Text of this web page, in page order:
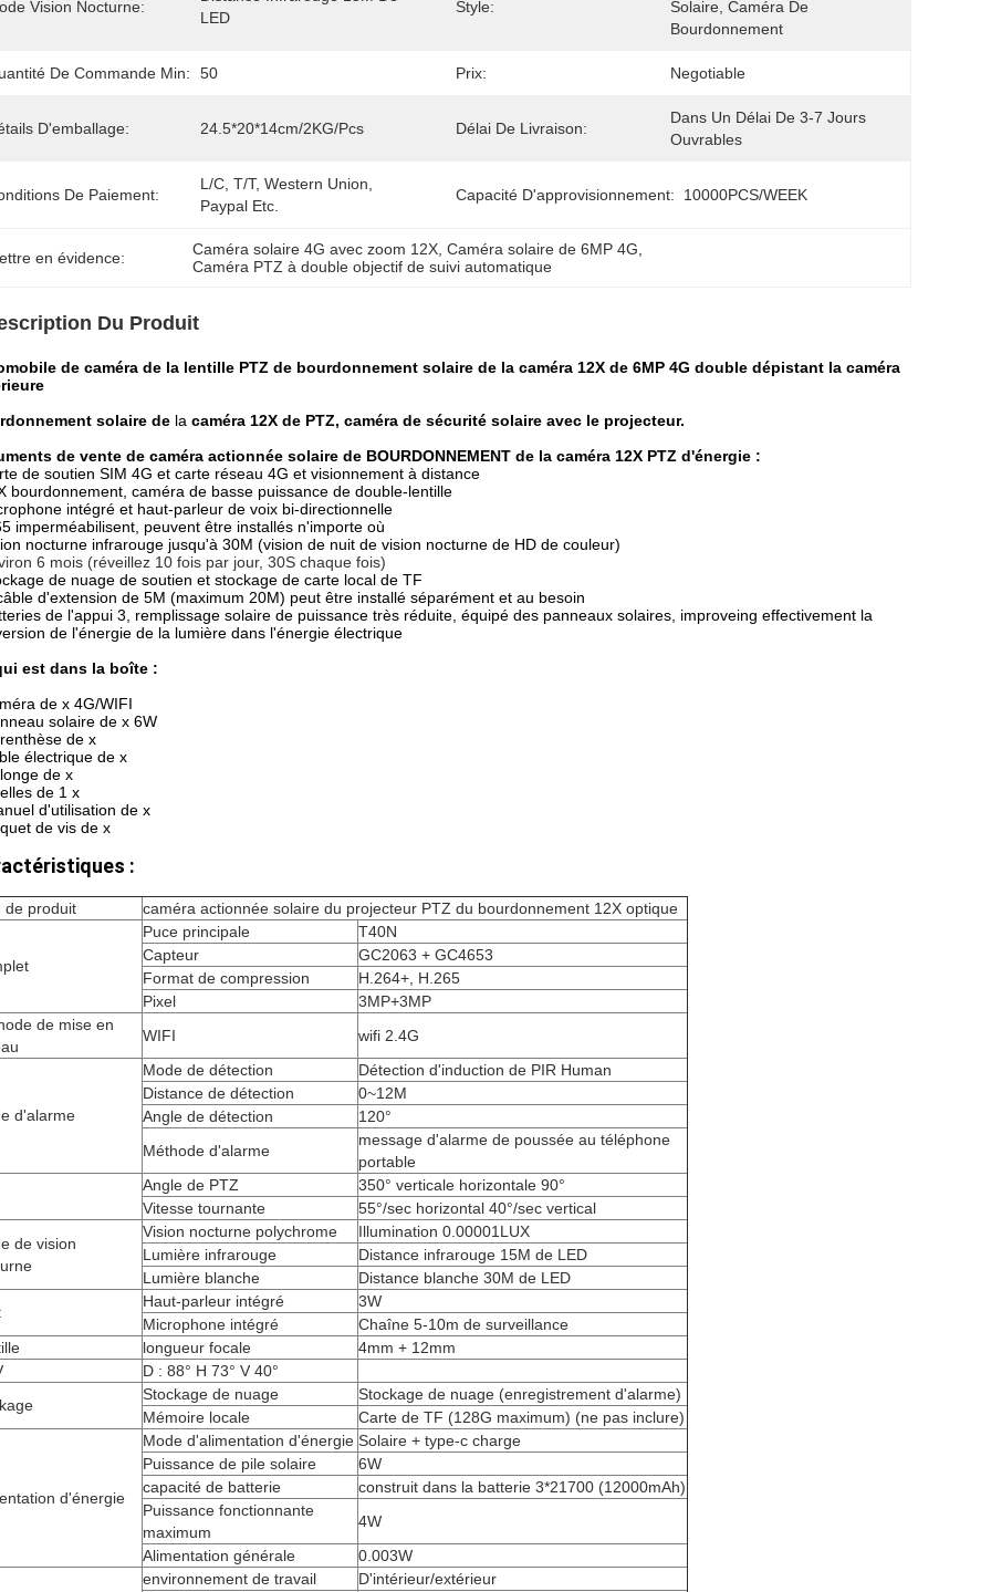
Vision Nocturne:
LED
Style:
Solaire, Caméra De
Bourdonnement
De Commande Min: 50 Prix: Negotiable
D'emballage: 24.5*20*14cm/2KG/pcs Délai De Livraison:
Dans Un Délai De 3-7 Jours
Ouvrables
De Paiement:
L/C, T/T, Western Union,
Paypal Etc.
Capacité D'approvisionnement: 10000PCS/WEEK
en évidence: Caméra solaire 4G avec zoom 12X , Caméra solaire de 6MP 4G
Caméra PTZ à double objectif de suivi automatique
Du Produit
de caméra de la lentille PTZ de bourdonnement solaire de la caméra 12X de 6MP 4G double dépistant la caméra
solaire de la caméra 12X de PTZ, caméra de sécurité solaire avec le projecteur.
de vente de caméra actionnée solaire de BOURDONNEMENT de la caméra 12X PTZ d'énergie :
de soutien SIM 4G et carte réseau 4G et visionnement à distance
bourdonnement, caméra de basse puissance de double-lentille
intégré et haut-parleur de voix bi-directionnelle
imperméabilisent, peuvent être installés n'importe où
nocturne infrarouge jusqu'à 30M (vision de nuit de vision nocturne de HD de couleur)
6 mois (réveillez 10 fois par jour, 30S chaque fois)
de nuage de soutien et stockage de carte local de TF
d'extension de 5M (maximum 20M) peut être installé séparément et au besoin
de l'appui 3, remplissage solaire de puissance très réduite, équipé des panneaux solaires, improveing effectivement la
de l'énergie de la lumière dans l'énergie électrique
est dans la boîte :
de x 4G/WIFI
solaire de x 6W
de x
électrique de x
de x
de 1 x
d'utilisation de x
de vis de x
:
de produit caméra actionnée solaire du projecteur PTZ du bourdonnement 12X optique
Puce principale
T40N
Capteur
GC2063 + GC4653
Format de compression
H.264+, H.265
Pixel
3MP+3MP
de mise en
WIFI wifi 2.4G
d'alarme
Mode de détection
Détection d'induction de PIR Human
Distance de détection
0~12M
Angle de détection
120°
Méthode d'alarme
message d'alarme de poussée au téléphone
portable
Angle de PTZ
350° verticale horizontale 90°
Vitesse tournante
55°/sec horizontal 40°/sec vertical
de vision
Vision nocturne polychrome
Illumination 0.00001LUX
Lumière infrarouge
Distance infrarouge 15M de LED
Lumière blanche
Distance blanche 30M de LED
Haut-parleur intégré
3W
Microphone intégré
Chaîne 5-10m de surveillance
longueur focale
4mm + 12mm
D : 88° H 73° V 40°
Stockage de nuage
Stockage de nuage (enregistrement d'alarme)
Mémoire locale
Carte de TF (128G maximum) (ne pas inclure)
d'énergie
Mode d'alimentation d'énergie Solaire + type-c charge
Puissance de pile solaire
6W
capacité de batterie
construit dans la batterie 3*21700 (12000mAh)
Puissance fonctionnante
maximum
4W
Alimentation générale
0.003W
environnement de travail
D'intérieur/extérieur